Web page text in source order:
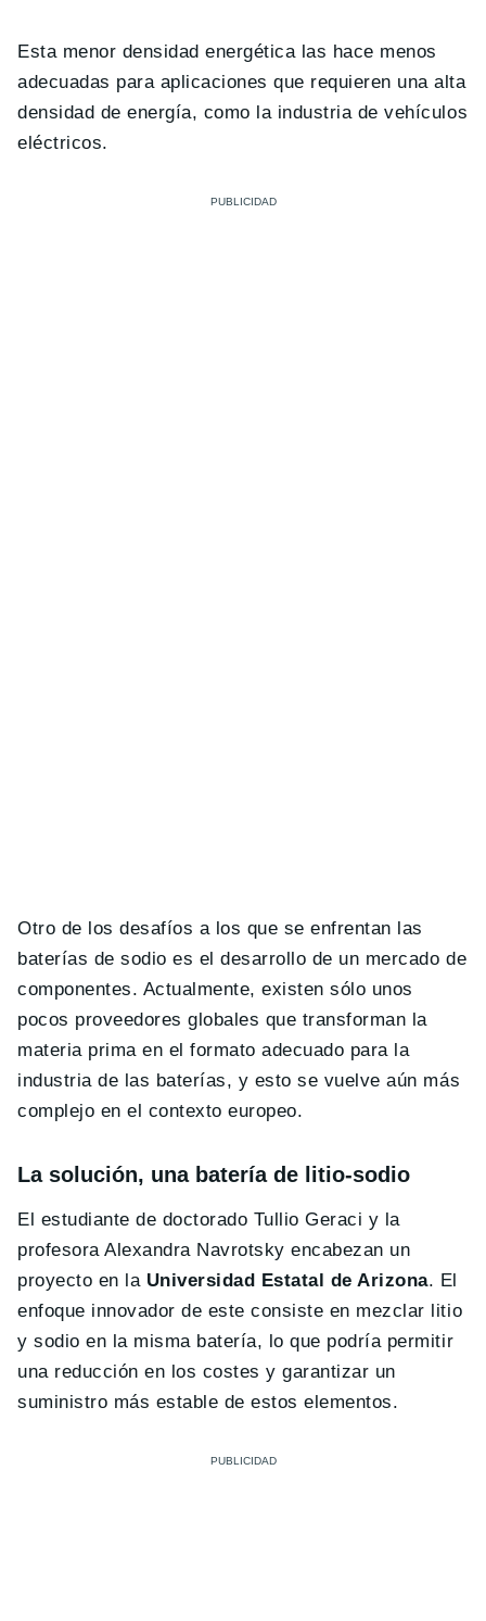
Esta menor densidad energética las hace menos
adecuadas para aplicaciones que requieren una alta
densidad de energía, como la industria de vehículos
eléctricos.
Otro de los desafíos a los que se enfrentan las
baterías de sodio es el desarrollo de un mercado de
componentes. Actualmente, existen sólo unos
pocos proveedores globales que transforman la
materia prima en el formato adecuado para la
industria de las baterías, y esto se vuelve aún más
complejo en el contexto europeo.
La solución, una batería de litio-sodio
El estudiante de doctorado Tullio Geraci y la
profesora Alexandra Navrotsky encabezan un
proyecto en la Universidad Estatal de Arizona. El
enfoque innovador de este consiste en mezclar litio
y sodio en la misma batería, lo que podría permitir
una reducción en los costes y garantizar un
suministro más estable de estos elementos.